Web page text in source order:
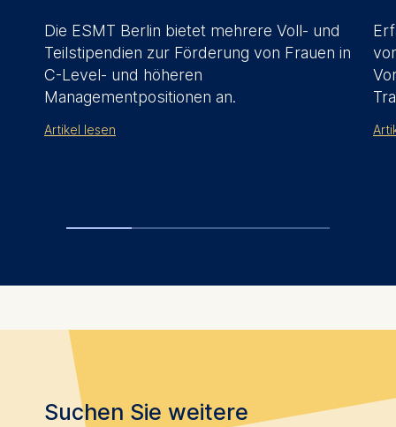
Die ESMT Berlin bietet mehrere Voll- und
Teilstipendien zur Förderung von Frauen in
C-Level- und höheren
Managementpositionen an.
Artikel lesen
Suchen Sie weitere